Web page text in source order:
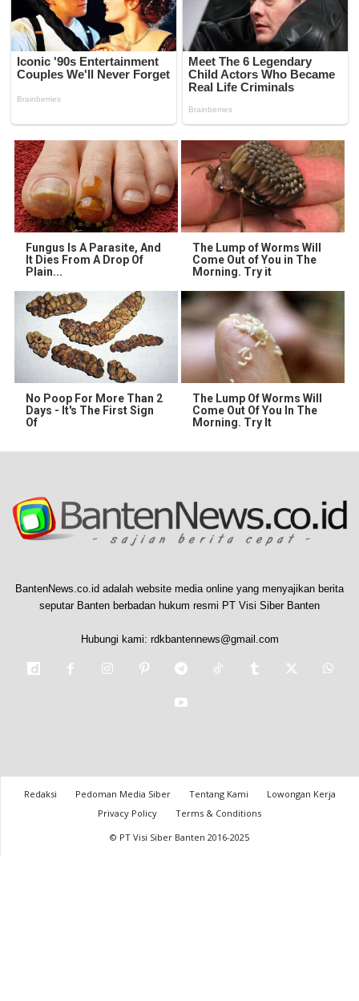
Fungus Is A Parasite, And
It Dies From A Drop Of
Plain...
The Lump of Worms Will
Come Out of You in The
Morning. Try it
No Poop For More Than 2
Days - It's The First Sign
Of
The Lump Of Worms Will
Come Out Of You In The
Morning. Try It
BantenNews.co.id adalah website media online yang menyajikan berita
seputar Banten berbadan hukum resmi PT Visi Siber Banten
Hubungi kami: rdkbantennews@gmail.com
Redaksi Pedoman Media Siber Tentang Kami
Lowongan Kerja
Privacy Policy
Terms & Conditions
© PT Visi Siber Banten 2016-2025